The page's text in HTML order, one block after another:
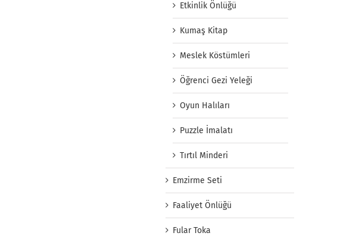
Etkinlik Önlüğü
Kumaş Kitap
Meslek Köstümleri
Öğrenci Gezi Yeleği
Oyun Halıları
Puzzle İmalatı
Tırtıl Minderi
Emzirme Seti
Faaliyet Önlüğü
Fular Toka